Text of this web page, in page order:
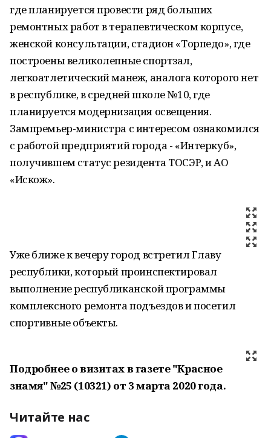
где планируется провести ряд больших
ремонтных работ в терапевтическом корпусе,
женской консультации, стадион «Торпедо», где
построены великолепные спортзал,
легкоатлетический манеж, аналога которого нет
в республике, в средней школе №10, где
планируется модернизация освещения.
Зампремьер-министра с интересом ознакомился
с работой предприятий города - «Интеркуб»,
получившем статус резидента ТОСЭР, и АО
«Искож».
Уже ближе к вечеру город встретил Главу
республики, который проинспектировал
выполнение республиканской программы
комплексного ремонта подъездов и посетил
спортивные объекты.
Подробнее о визитах в газете "Красное
знамя" №25 (10321) от 3 марта 2020 года.
Читайте нас